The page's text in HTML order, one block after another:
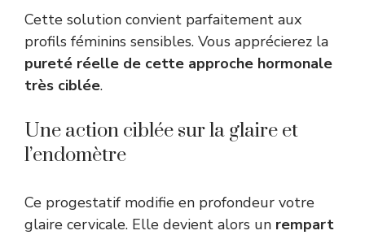
Cette solution convient parfaitement aux
profils féminins sensibles. Vous apprécierez la
pureté réelle de cette approche hormonale
très ciblée.
Une action ciblée sur la glaire et
l’endomètre
Ce progestatif modifie en profondeur votre
glaire cervicale. Elle devient alors un rempart